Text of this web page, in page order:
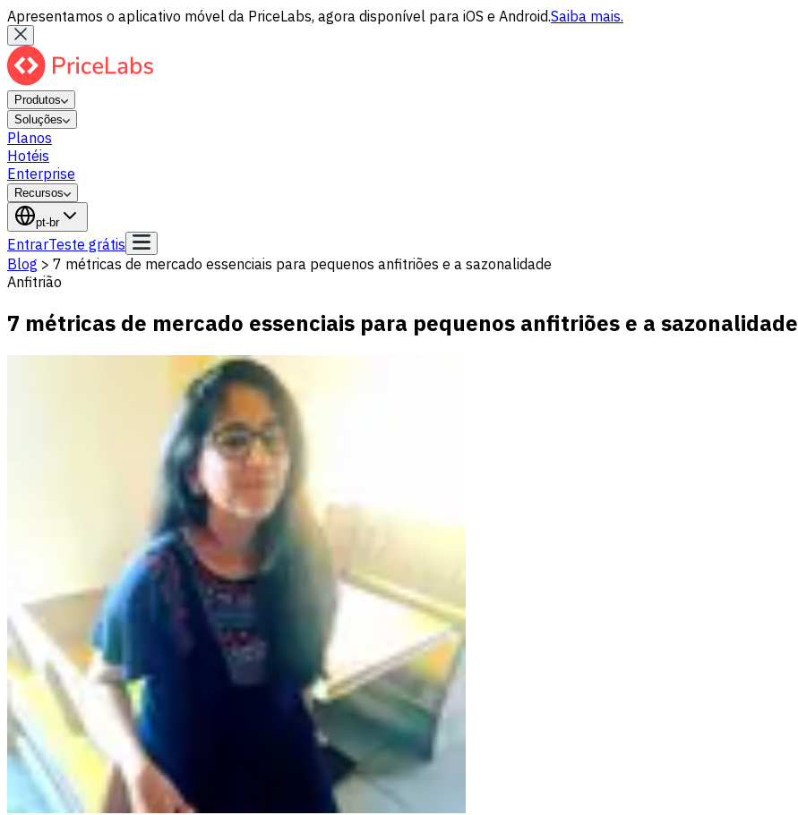
Apresentamos o aplicativo móvel da PriceLabs, agora disponível para iOS e Android.Saiba mais.
Produtos
Soluções
Planos
Hotéis
Enterprise
Recursos
pt-br
EntrarTeste grátis
Blog > 7 métricas de mercado essenciais para pequenos anfitriões e a sazonalidade
Anfitrião
7 métricas de mercado essenciais para pequenos anfitriões e a sazonalidade